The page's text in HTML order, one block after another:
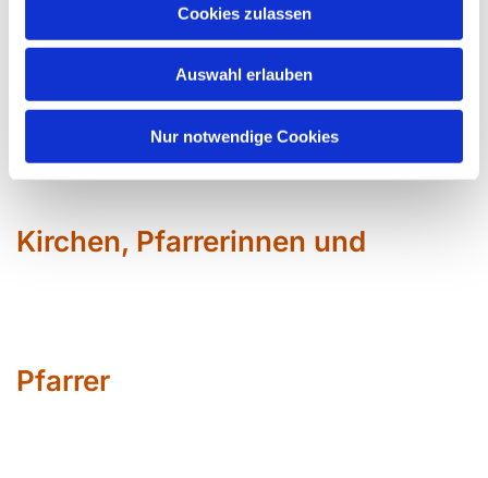
Cookies zulassen
Auswahl erlauben
Nur notwendige Cookies
Pläne erfolgt durch:
Steinke +Zils Architekten
www.steinke-zils.de
Eine gekürzte Fassung der Pläne steht Ihnen alsPDF
zur Verfügung.
Kirchen, Pfarrerinnen und
Pfarrer